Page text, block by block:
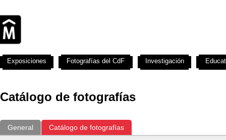
Catálogo de fotografías
General Catálogo de fotografías
Exposiciones Fotografías del CdF Investigación